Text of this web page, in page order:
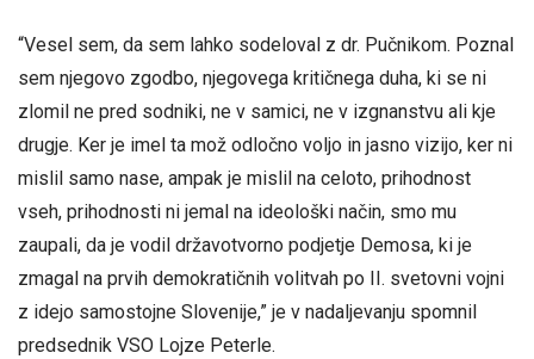
“Vesel sem, da sem lahko sodeloval z dr. Pučnikom. Poznal
sem njegovo zgodbo, njegovega kritičnega duha, ki se ni
zlomil ne pred sodniki, ne v samici, ne v izgnanstvu ali kje
drugje. Ker je imel ta mož odločno voljo in jasno vizijo, ker ni
mislil samo nase, ampak je mislil na celoto, prihodnost
vseh, prihodnosti ni jemal na ideološki način, smo mu
zaupali, da je vodil državotvorno podjetje Demosa, ki je
zmagal na prvih demokratičnih volitvah po II. svetovni vojni
z idejo samostojne Slovenije,” je v nadaljevanju spomnil
predsednik VSO Lojze Peterle.